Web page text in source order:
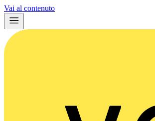
Vai al contenuto